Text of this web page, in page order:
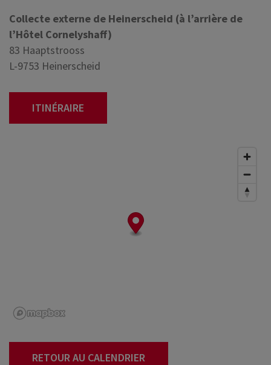
Collecte externe de Heinerscheid (à l’arrière de
l’Hôtel Cornelyshaff)
83 Haaptstrooss
L-9753 Heinerscheid
ITINÉRAIRE
RETOUR AU CALENDRIER